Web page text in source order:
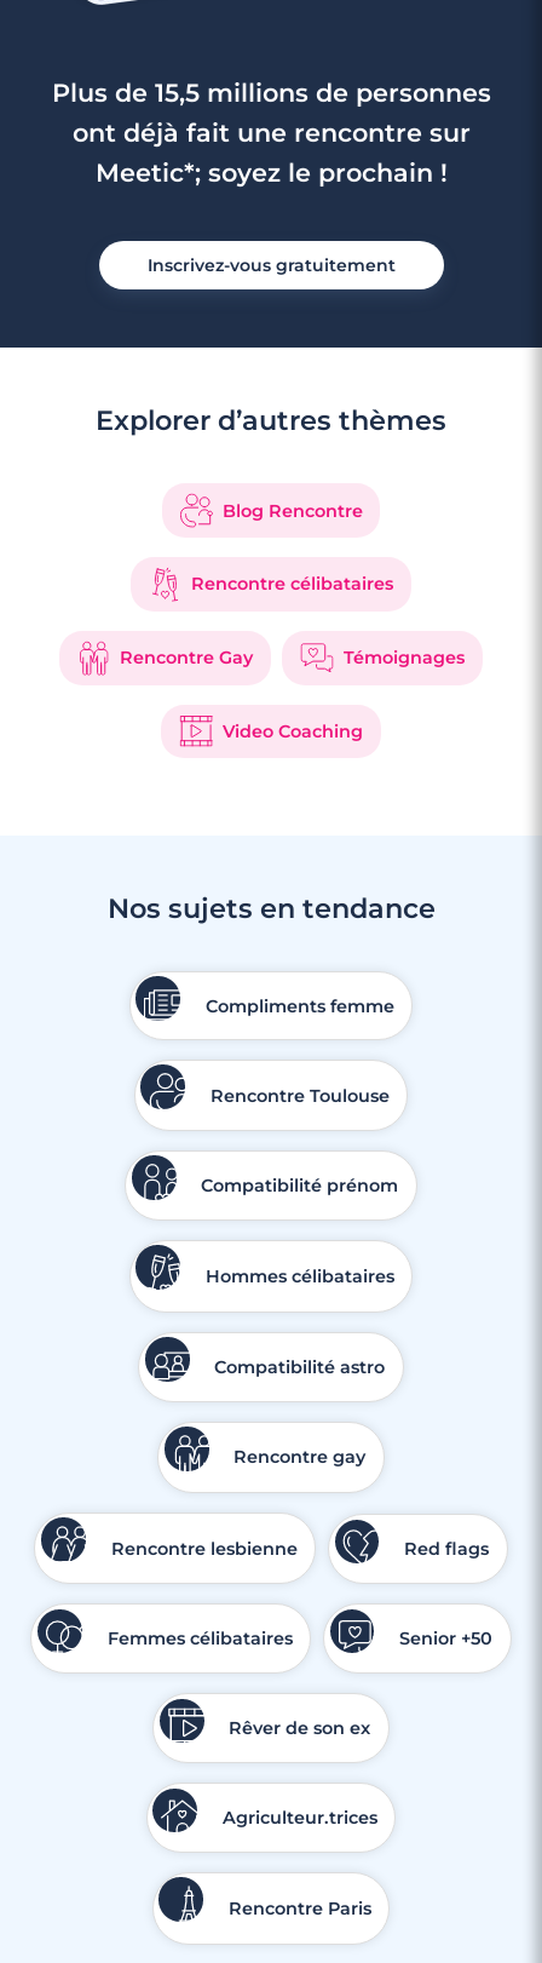
Plus de 15,5 millions de personnes
ont déjà fait une rencontre sur
Meetic*; soyez le prochain !
Inscrivez-vous gratuitement
Explorer d’autres thèmes
Blog Rencontre
Rencontre célibataires
Rencontre Gay Témoignages
Video Coaching
Nos sujets en tendance
Compliments femme
Rencontre Toulouse
Compatibilité prénom
Hommes célibataires
Compatibilité astro
Rencontre gay
Rencontre lesbienne Red flags
Femmes célibataires Senior +50
Rêver de son ex
Agriculteur.trices
Rencontre Paris